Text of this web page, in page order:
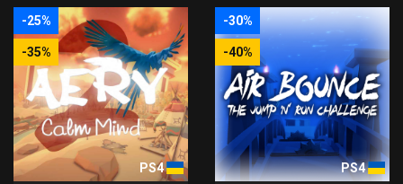
-25%
-35%
PS4
-30%
-40%
PS4